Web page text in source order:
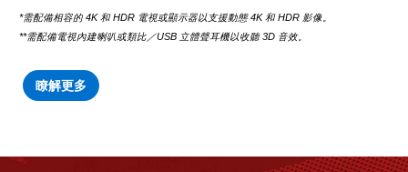
*需配備相容的 4K 和 HDR 電視或顯示器以支援動態 4K 和 HDR 影像。
**需配備電視內建喇叭或類比／USB 立體聲耳機以收聽 3D 音效。
瞭解更多